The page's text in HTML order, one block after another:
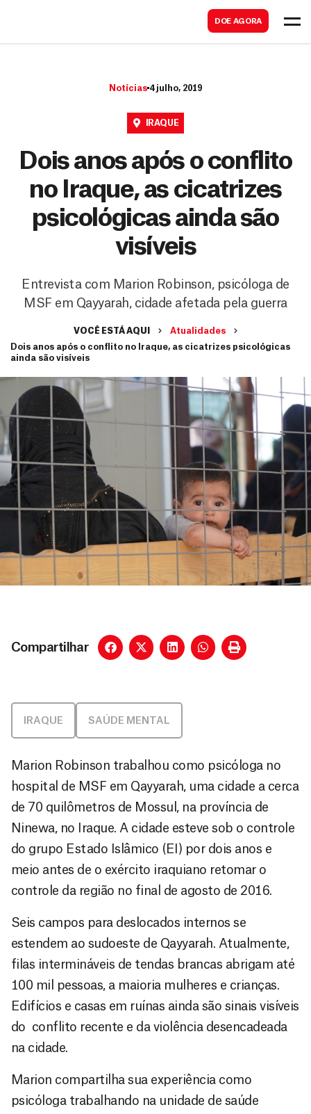
DOE AGORA
r
Notícias 4 julho, 2019
IRAQUE
Dois anos após o conflito
no Iraque, as cicatrizes
psicológicas ainda são
visíveis
Entrevista com Marion Robinson, psicóloga de
MSF em Qayyarah, cidade afetada pela guerra
VOCÊ ESTÁ AQUI
Atualidades
Dois anos após o conflito no Iraque, as cicatrizes psicológicas
ainda são visíveis
Compartilhar
IRAQUE SAÚDE MENTAL
Marion Robinson trabalhou como psicóloga no
hospital de MSF em Qayyarah, uma cidade a cerca
de 70 quilômetros de Mossul, na província de
Ninewa, no Iraque. A cidade esteve sob o controle
do grupo Estado Islâmico (EI) por dois anos e
meio antes de o exército iraquiano retomar o
controle da região no final de agosto de 2016.
Seis campos para deslocados internos se
estendem ao sudoeste de Qayyarah. Atualmente,
filas intermináveis de tendas brancas abrigam até
100 mil pessoas, a maioria mulheres e crianças.
Edifícios e casas em ruínas ainda são sinais visíveis
do conflito recente e da violência desencadeada
na cidade.
Marion compartilha sua experiência como
psicóloga trabalhando na unidade de saúde
a
r